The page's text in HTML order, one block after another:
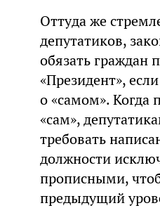
Оттуда же
депутатиков,
обязать граждан
«Президент»,
о «самом». Когда
«сам»,
требовать
должности
прописными,
предыдущий